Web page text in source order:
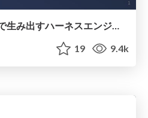
新規プロダクトを高速で生み出すハーネスエンジニアリング
19 9.4k